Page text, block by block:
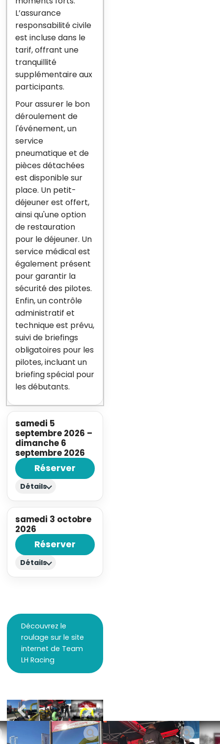
L’assurance
responsabilité civile
est incluse dans le
tarif, offrant une
tranquillité
supplémentaire aux
participants.
Pour assurer le bon
déroulement de
l'événement, un
service
pneumatique et de
pièces détachées
est disponible sur
place. Un petit-
déjeuner est offert,
ainsi qu'une option
de restauration
pour le déjeuner. Un
service médical est
également présent
pour garantir la
sécurité des pilotes.
Enfin, un contrôle
administratif et
technique est prévu,
suivi de briefings
obligatoires pour les
pilotes, incluant un
briefing spécial pour
les débutants.
samedi 5
septembre 2026 –
dimanche 6
septembre 2026
Réserver
Détails
samedi 3 octobre
2026
Réserver
Détails
Découvrez le
roulage sur le site
internet de Team
LH Racing